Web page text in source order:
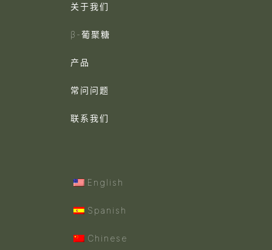
关于我们
β-葡聚糖
产品
常问问题
联系我们
English
Spanish
Chinese